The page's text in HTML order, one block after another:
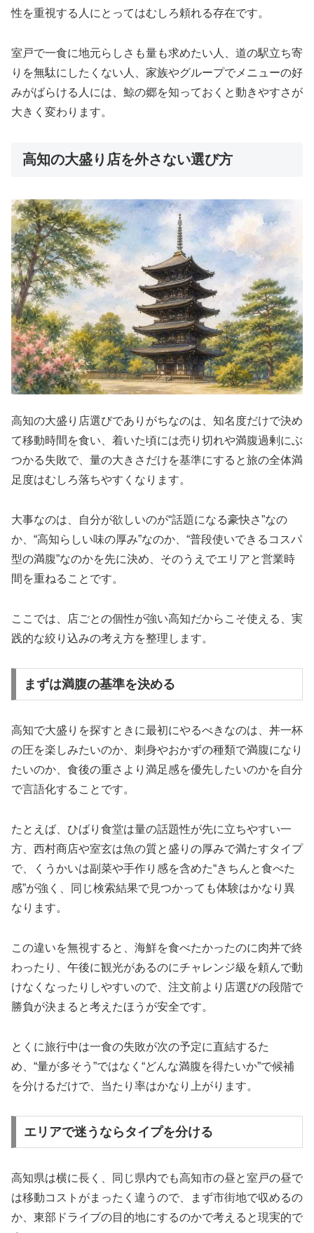
性を重視する人にとってはむしろ頼れる存在です。
室戸で一食に地元らしさも量も求めたい人、道の駅立ち寄
りを無駄にしたくない人、家族やグループでメニューの好
みがばらける人には、鯨の郷を知っておくと動きやすさが
大きく変わります。
高知の大盛り店を外さない選び方
高知の大盛り店選びでありがちなのは、知名度だけで決め
て移動時間を食い、着いた頃には売り切れや満腹過剰にぶ
つかる失敗で、量の大きさだけを基準にすると旅の全体満
足度はむしろ落ちやすくなります。
大事なのは、自分が欲しいのが“話題になる豪快さ”なの
か、“高知らしい味の厚み”なのか、“普段使いできるコスパ
型の満腹”なのかを先に決め、そのうえでエリアと営業時
間を重ねることです。
ここでは、店ごとの個性が強い高知だからこそ使える、実
践的な絞り込みの考え方を整理します。
まずは満腹の基準を決める
高知で大盛りを探すときに最初にやるべきなのは、丼一杯
の圧を楽しみたいのか、刺身やおかずの種類で満腹になり
たいのか、食後の重さより満足感を優先したいのかを自分
で言語化することです。
たとえば、ひばり食堂は量の話題性が先に立ちやすい一
方、西村商店や室玄は魚の質と盛りの厚みで満たすタイプ
で、くうかいは副菜や手作り感を含めた“きちんと食べた
感”が強く、同じ検索結果で見つかっても体験はかなり異
なります。
この違いを無視すると、海鮮を食べたかったのに肉丼で終
わったり、午後に観光があるのにチャレンジ級を頼んで動
けなくなったりしやすいので、注文前より店選びの段階で
勝負が決まると考えたほうが安全です。
とくに旅行中は一食の失敗が次の予定に直結するた
め、“量が多そう”ではなく“どんな満腹を得たいか”で候補
を分けるだけで、当たり率はかなり上がります。
エリアで迷うならタイプを分ける
高知県は横に長く、同じ県内でも高知市の昼と室戸の昼で
は移動コストがまったく違うので、まず市街地で収めるの
か、東部ドライブの目的地にするのかで考えると現実的で